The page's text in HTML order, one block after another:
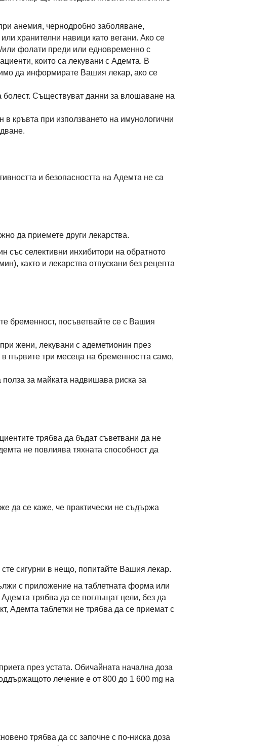
анемия, чернодробно заболяване,
хранителни навици като вегани. Ако се
фолати преди или едновременно с
които са лекувани с Адемта. В
да информирате Вашия лекар, ако се
Съществуват данни за влошаване на
кръвта при използването на имунологични
и безопасността на Адемта не са
да приемете други лекарства.
селективни инхибитори на обратното
както и лекарства отпускани без рецепта
бременност, посъветвайте се с Вашия
жени, лекувани с адеметионин през
първите три месеца на бременността само,
за майката надвишава риска за
трябва да бъдат съветвани да не
не повлиява тяхната способност да
да се каже, че практически не съдържа
сигурни в нещо, попитайте Вашия лекар.
с приложение на таблетната форма или
трябва да се поглъщат цели, без да
Адемта таблетки не трябва да се приемат с
през устата. Обичайната начална доза
лечение е от 800 до 1 600 mg на
трябва да сс започне с по-ниска доза